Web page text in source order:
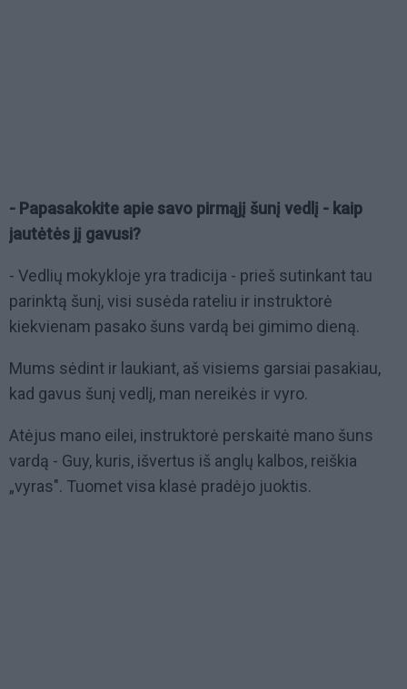
- Papasakokite apie savo pirmąjį šunį vedlį - kaip
jautėtės jį gavusi?
- Vedlių mokykloje yra tradicija - prieš sutinkant tau
parinktą šunį, visi susėda rateliu ir instruktorė
kiekvienam pasako šuns vardą bei gimimo dieną.
Mums sėdint ir laukiant, aš visiems garsiai pasakiau,
kad gavus šunį vedlį, man nereikės ir vyro.
Atėjus mano eilei, instruktorė perskaitė mano šuns
vardą - Guy, kuris, išvertus iš anglų kalbos, reiškia
„vyras". Tuomet visa klasė pradėjo juoktis.